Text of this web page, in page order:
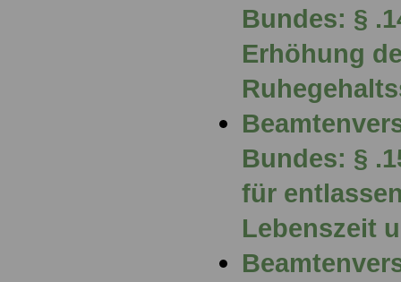
Bundes: §
Erhöhung
Bundes: §
für
Lebenszeit